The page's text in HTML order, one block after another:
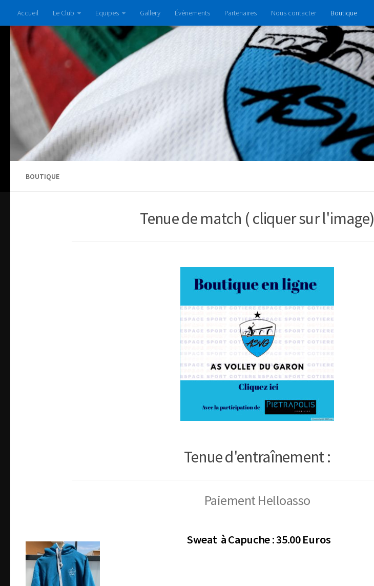
Accueil Le Club Equipes Gallery Évènements Partenaires Nous contacter Boutique
BOUTIQUE
Tenue de match ( cliquer sur l'image)
Tenue d'entraînement :
Paiement Helloasso
Sweat à Capuche : 35.00 Euros